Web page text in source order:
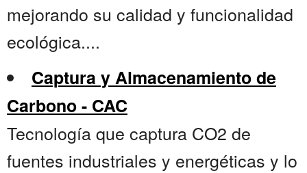
mejorando su calidad y funcionalidad
ecológica....
Captura y Almacenamiento de
Carbono - CAC
Tecnología que captura CO2 de
fuentes industriales y energéticas y lo